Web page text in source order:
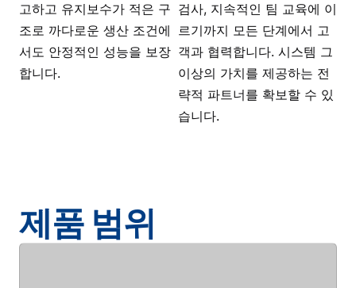
고하고 유지보수가 적은 구
조로 까다로운 생산 조건에
서도 안정적인 성능을 보장
합니다.
검사, 지속적인 팀 교육에 이
르기까지 모든 단계에서 고
객과 협력합니다. 시스템 그
이상의 가치를 제공하는 전
략적 파트너를 확보할 수 있
습니다.
제품 범위